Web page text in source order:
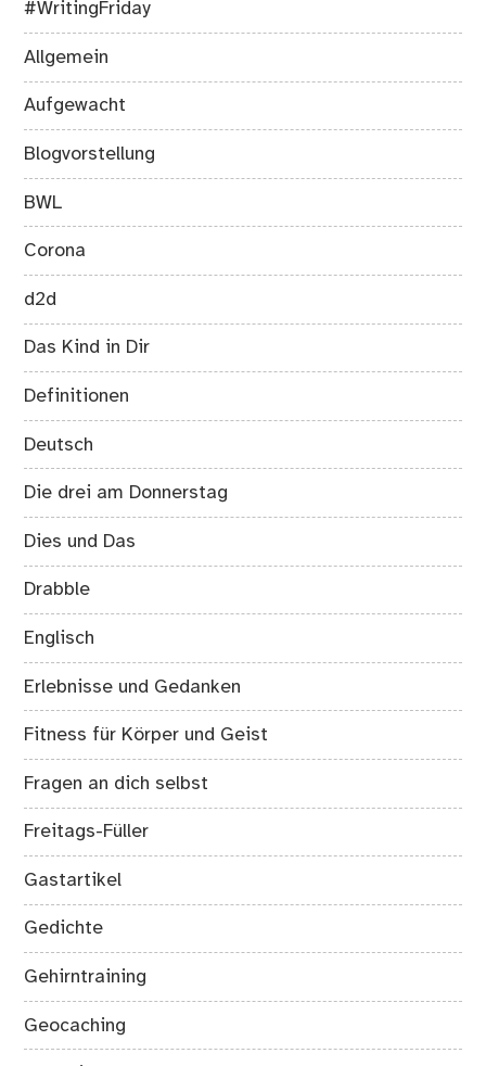
#WritingFriday
Allgemein
Aufgewacht
Blogvorstellung
BWL
Corona
d2d
Das Kind in Dir
Definitionen
Deutsch
Die drei am Donnerstag
Dies und Das
Drabble
Englisch
Erlebnisse und Gedanken
Fitness für Körper und Geist
Fragen an dich selbst
Freitags-Füller
Gastartikel
Gedichte
Gehirntraining
Geocaching